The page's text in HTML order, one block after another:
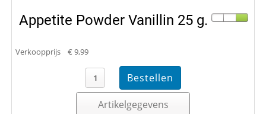
Appetite Powder Vanillin 25 g.
Verkoopprijs € 9,99
Artikelgegevens